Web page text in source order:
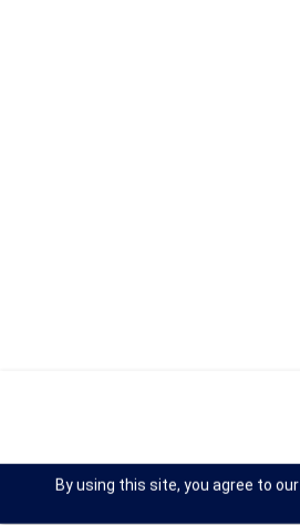
By using this site, you agree to our